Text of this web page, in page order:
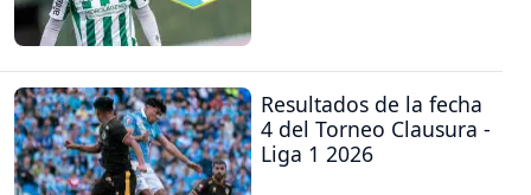
Resultados de la fecha
4 del Torneo Clausura -
Liga 1 2026